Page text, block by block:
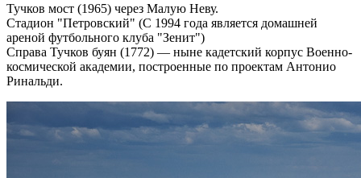
Тучков мост (1965) через Малую Неву.
Стадион "Петровский" (С 1994 года является домашней
ареной футбольного клуба "Зенит")
Справа Тучков буян (1772) — ныне кадетский корпус Военно-
космической академии, построенные по проектам Антонио
Ринальди.